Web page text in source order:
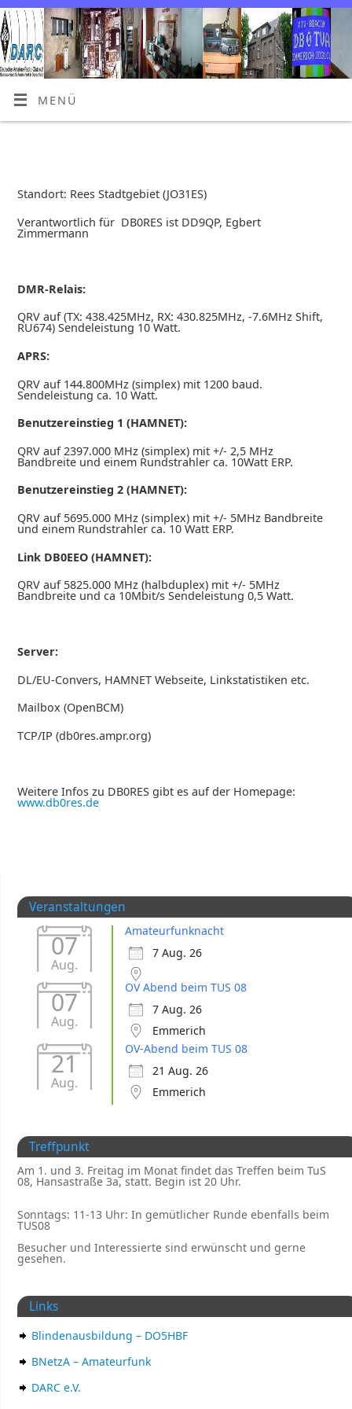
MENÜ
Standort: Rees Stadtgebiet (JO31ES)
Verantwortlich für DB0RES ist DD9QP, Egbert
Zimmermann
DMR-Relais:
QRV auf (TX: 438.425MHz, RX: 430.825MHz, -7.6MHz Shift,
RU674) Sendeleistung 10 Watt.
APRS:
QRV auf 144.800MHz (simplex) mit 1200 baud.
Sendeleistung ca. 10 Watt.
Benutzereinstieg 1 (HAMNET):
QRV auf 2397.000 MHz (simplex) mit +/- 2,5 MHz
Bandbreite und einem Rundstrahler ca. 10Watt ERP.
Benutzereinstieg 2 (HAMNET):
QRV auf 5695.000 MHz (simplex) mit +/- 5MHz Bandbreite
und einem Rundstrahler ca. 10 Watt ERP.
Link DB0EEO (HAMNET):
QRV auf 5825.000 MHz (halbduplex) mit +/- 5MHz
Bandbreite und ca 10Mbit/s Sendeleistung 0,5 Watt.
Server:
DL/EU-Convers, HAMNET Webseite, Linkstatistiken etc.
Mailbox (OpenBCM)
TCP/IP (db0res.ampr.org)
Weitere Infos zu DB0RES gibt es auf der Homepage:
www.db0res.de
Veranstaltungen
07
Aug.
Amateurfunknacht
7 Aug. 26
07
Aug.
OV Abend beim TUS 08
7 Aug. 26
Emmerich
21
Aug.
OV-Abend beim TUS 08
21 Aug. 26
Emmerich
Treffpunkt
Am 1. und 3. Freitag im Monat findet das Treffen beim TuS
08, Hansastraße 3a, statt. Begin ist 20 Uhr.
Sonntags: 11-13 Uhr: In gemütlicher Runde ebenfalls beim
TUS08
Besucher und Interessierte sind erwünscht und gerne
gesehen.
Links
Blindenausbildung – DO5HBF
BNetzA – Amateurfunk
DARC e.V.